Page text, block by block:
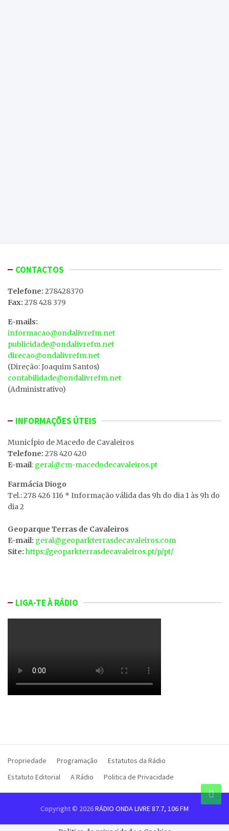
CONTACTOS
Telefone: 278428370
Fax: 278 428 379
E-mails:
informacao@ondalivrefm.net
publicidade@ondalivrefm.net
direcao@ondalivrefm.net
(Direção: Joaquim Santos)
contabilidade@ondalivrefm.net
(Administrativo)
INFORMAÇÕES ÚTEIS
MunicÍpio de Macedo de Cavaleiros
Telefone: 278 420 420
E-mail: geral@cm-macedodecavaleiros.pt
Farmácia Diogo
Tel.: 278 426 116 * Informação válida das 9h do dia 1 às 9h do
dia 2
Geoparque Terras de Cavaleiros
E-mail: geral@geoparkterrasdecavaleiros.com
Site: https://geoparkterrasdecavaleiros.pt/p/pt/
LIGA-TE À RÁDIO
Propriedade Programação
Estatutos da Rádio
Estatuto Editorial
A Rádio Politica de Privacidade
Copyright © 2026RÁDIO ONDA LIVRE 87.7, 106 FM